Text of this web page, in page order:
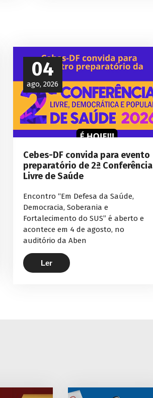
04
ago, 2026
Cebes-DF convida para evento
preparatório de 2ª Conferência
Livre de Saúde
Encontro “Em Defesa da Saúde,
Democracia, Soberania e
Fortalecimento do SUS” é aberto e
acontece em 4 de agosto, no
auditório da Aben
Ler